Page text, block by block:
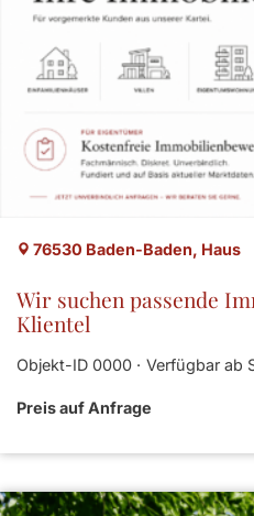
76530 Baden-Baden, Haus
Wir suchen passende
Klientel
Objekt-ID 0000 Verfügbar ab
Preis auf Anfrage